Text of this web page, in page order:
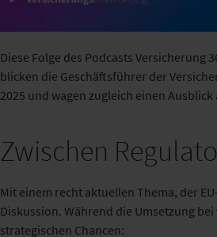
Diese Folge des Podcasts Versicherung
blicken die Geschäftsführer der
2025 und wagen zugleich einen
Zwischen
Mit einem recht aktuellen Thema, der
Diskussion. Während die Umsetzung
strategischen Chancen: